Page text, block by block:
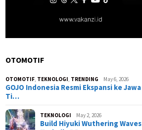
OTOMOTIF
OTOMOTIF, TEKNOLOGI, TRENDING May 6, 2026
GOJO Indonesia Resmi Ekspansi ke Jawa
Ti…
TEKNOLOGI May 2, 2026
Build Hiyuki Wuthering Waves